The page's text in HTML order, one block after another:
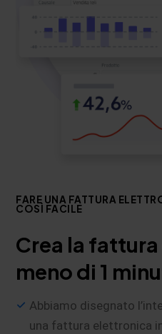
FARE UNA FATTURA
COSÌ FACILE
Crea la
meno di 1
Abbiamo disegnato
una fattura elettronica